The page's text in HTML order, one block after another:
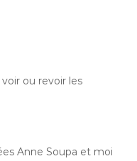
ou revoir les
Anne Soupa et moi